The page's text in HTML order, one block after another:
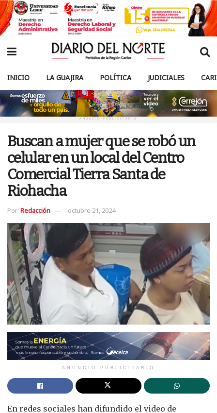
INICIO LA GUAJIRA POLÍTICA JUDICIALES
ANUNCIO PUBLICITARIO
Buscan a mujer que se robó un
celular en un local del Centro
Comercial Tierra Santa de
Riohacha
Por: Redacción octubre 21, 2024
ANUNCIO PUBLICITARIO
En redes sociales han difundido el video de